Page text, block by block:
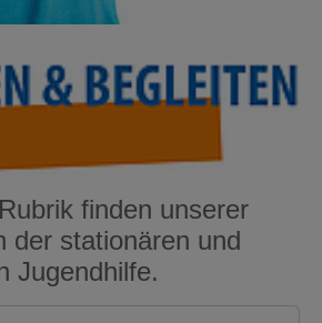
finden unserer
der stationären und
Jugendhilfe.